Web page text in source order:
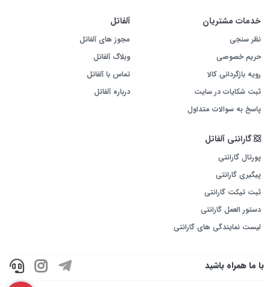
خدمات مشتریان
نظر سنجی
حریم خصوصی
رویه بازگردانی کالا
ثبت شکایات در سایت
پاسخ به سوالات متداول
آلفاتل
مجوز های آلفاتل
وبلاگ آلفاتل
تماس با آلفاتل
درباره آلفاتل
گارانتی آلفاتل
پورتال گارانتی
پیگیری گارانتی
ثبت تیکت گارانتی
دستور العمل گارانتی
لیست نمایندگی های گارانتی
با ما همراه باشید